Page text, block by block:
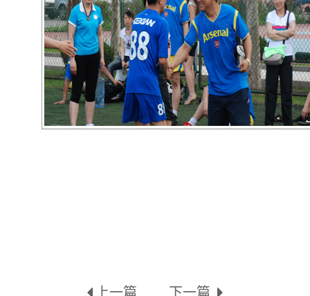
上一篇 下一篇